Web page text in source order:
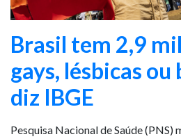
Brasil tem 2,9
gays, lésbicas ou
diz IBGE
Pesquisa Nacional de Saúde (PNS)